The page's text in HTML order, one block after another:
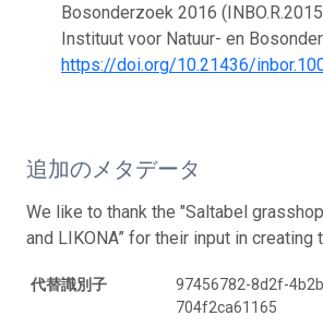
Bosonderzoek 2016
Instituut voor Natuur- en
https://doi.org/10.21436/
追加のメタデータ
We like to thank the "Saltabel
and LIKONA” for their input in creating
代替識別子
97456782-8d2f-
704f2ca61165